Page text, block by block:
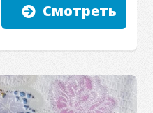
Смотреть